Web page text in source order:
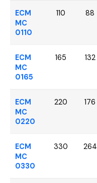
ECM
MC
0110
110 88
ECM
MC
0165
165 132
ECM
MC
0220
220 176
ECM
MC
0330
330 264